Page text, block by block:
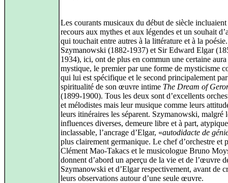
Les courants musicaux du début de siècle incluaient
recours aux mythes et aux légendes et un souhait
qui touchait entre autres à la littérature et à la
Szymanowski (1882-1937) et Sir Edward Elgar
1934), ici, ont de plus en commun une certaine aura
mystique, le premier par une forme de mysticisme
qui lui est spécifique et le second principalement par
spiritualité de son œuvre intime The Dream of
(1899-1900). Tous les deux sont d’excellents
et mélodistes mais leur musique comme leurs
leurs itinéraires les séparent. Szymanowski, malgré
influences diverses, demeure libre et à part,
inclassable, l’ancrage d’Elgar, «autodidacte de
plus clairement germanique. Le chef d’orchestre et
Clément Mao-Takacs et le musicologue Bruno
donnent d’abord un aperçu de la vie et de l’œuvre
Szymanowski et d’Elgar respectivement, avant de
leurs observations autour d’une seule œuvre.